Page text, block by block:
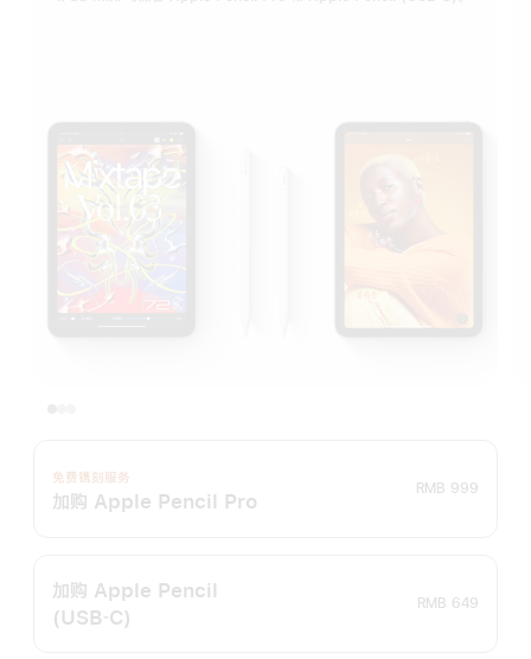
免费镌刻服务
加购 Apple Pencil Pro
RMB 999
加购 Apple Pencil
(USB‑C)
RMB 649